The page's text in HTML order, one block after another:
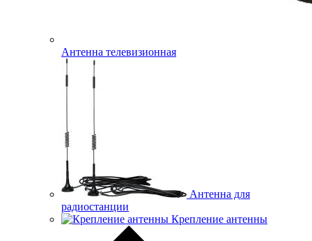
Антенна телевизионная
Антенна для
радиостанции
Крепление антенны